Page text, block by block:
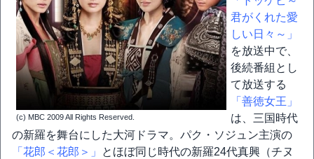
(c) MBC 2009 All Rights Reserved.
君がくれた愛
しい日々～」
を放送中で、
後続番組とし
て放送する
「善徳女王」
は、三国時代
の新羅を舞台にした大河ドラマ。パク・ソジュン主演の
「花郎＜花郎＞」
とほぼ同じ時代の新羅24代真興（チヌ